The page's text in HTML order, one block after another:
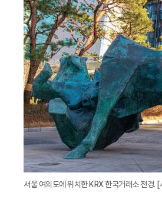
서울 여의도에 위치한 KRX 한국거래소 전경.